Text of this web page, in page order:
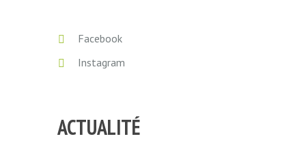
Facebook
Instagram
ACTUALITÉ